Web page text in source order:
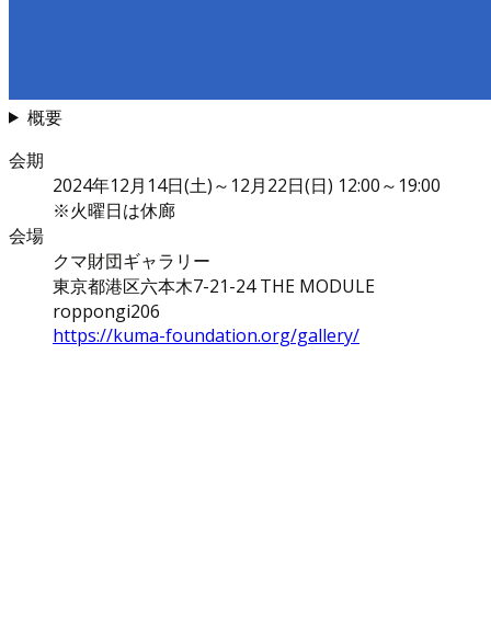
概要
会期
2024年12月14日(土)～12月22日(日) 12:00～19:00
※火曜日は休廊
会場
クマ財団ギャラリー
東京都港区六本木7-21-24 THE MODULE
roppongi206
https://kuma-foundation.org/gallery/